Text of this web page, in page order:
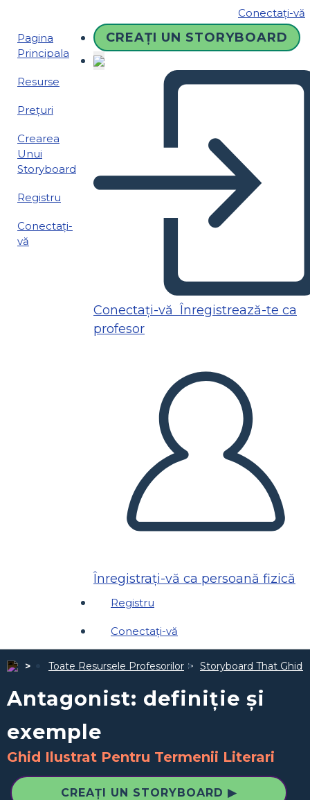
Conectați-vă
Pagina
Principala
Resurse
Prețuri
Crearea
Unui
Storyboard
Registru
Conectați-
vă
CREAȚI UN STORYBOARD
Conectați-vă Înregistrează-te ca
profesor
Înregistrați-vă ca persoană fizică
Registru
Conectați-vă
Toate Resursele Profesorilor Storyboard That
Antagonist: definiție și
exemple
Ghid Ilustrat Pentru Termenii Literari
CREAȚI UN STORYBOARD ▶